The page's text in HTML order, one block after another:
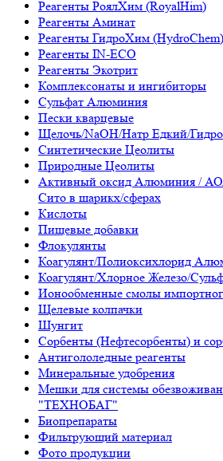
Реагенты РоялХим (RoyalHim)
Реагенты Аминат
Реагенты ГидроХим (HydroChem)
Реагенты IN-ECO
Реагенты Экотрит
Комплексонаты и ингибиторы
Сульфат Алюминия
Пески кварцевые
Щелочь/NaOH/Натр Едкий/
Синтетические Цеолиты
Природные Цеолиты
Активный оксид Алюминия /
Сито в шарикх/сферах
Кислоты
Пищевые добавки
Флокулянты
Коагулянт/Полиоксихлорид
Коагулянт/Хлорное Железо/
Ионообменные смолы
Щелевые колпачки
Шунгит
Сорбенты (Нефтесорбенты) и
Антигололедные реагенты
Минеральные удобрения
Мешки для системы
"ТЕХНОБАГ"
Биопрепараты
Фильтрующий материал
Фото продукции